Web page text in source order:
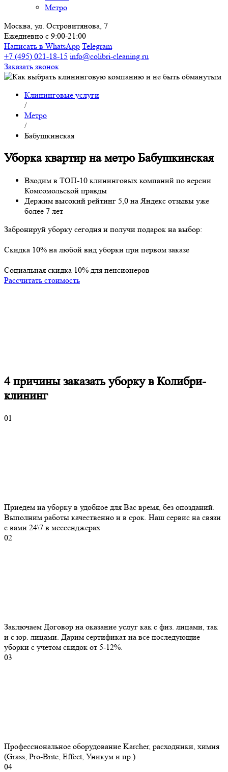
Метро
Москва, ул. Островитянова, 7
Ежедневно с 9:00-21:00
Написать в WhatsApp Telegram
+7 (495) 021-18-15 info@colibri-cleaning.ru
Заказать звонок
Клининговые услуги
/
Метро
/
Бабушкинская
Уборка квартир на метро Бабушкинская
Входим в ТОП-10 клининговых компаний по версии
Комсомольской правды
Держим высокий рейтинг 5,0 наЯндекс отзывы уже
более 7 лет
Забронируй уборку сегодня и получи подарок на выбор:
Cкидка 10% на любой вид уборки при первом заказе
Социальная скидка 10% для пенсионеров
Рассчитать стоимость
4 причинызаказать уборку в Колибри-
клининг
01
Приедем на уборку в удобное для Вас время, без опозданий.
Выполним работы качественно и в срок. Наш сервис на связи
с вами 24\7 в мессенджерах
02
Заключаем Договор на оказание услуг как с физ. лицами, так
и с юр. лицами. Дарим сертификат на все последующие
уборки с учетом скидок от 5-12%.
03
Профессиональное оборудование Karcher, расходники, химия
(Grass, Pro-Brite, Effect, Уникум и пр.)
04